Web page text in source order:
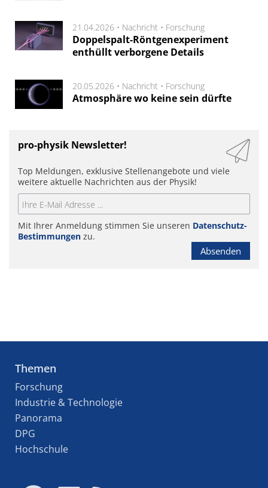
21.04.2026 • Nachricht • Forschung
Doppelspalt-Röntgenexperiment
enthüllt verborgene Details
20.05.2026 • Nachricht • Forschung
Atmosphäre wo keine sein dürfte
pro-physik Newsletter!
Top Meldungen, exklusive Stellenangebote und viele
weitere aktuelle Nachrichten aus der Physik!
Mit Ihrer Anmeldung stimmen Sie unseren Datenschutz-
Bestimmungen zu.
Absenden
Themen
Forschung
Industrie & Technologie
Panorama
DPG
Hochschule